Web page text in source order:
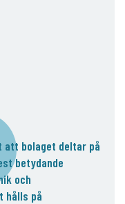
att bolaget deltar på
betydande
och
hålls på